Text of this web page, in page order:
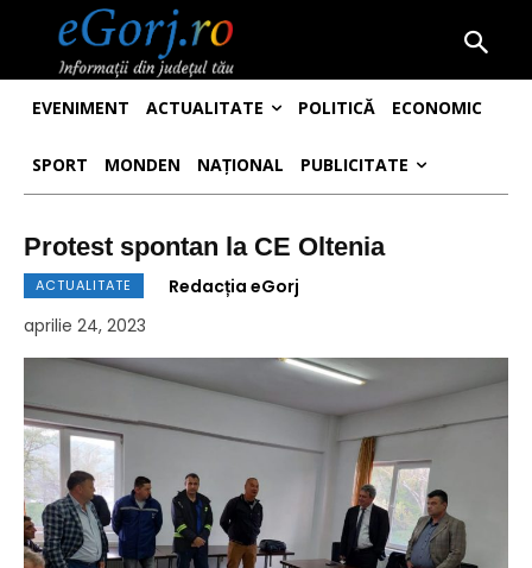
EVENIMENT ACTUALITATE POLITICĂ ECONOMIC
SPORT MONDEN NAȚIONAL PUBLICITATE
Protest spontan la CE Oltenia
ACTUALITATE
Redacția eGorj
aprilie 24, 2023